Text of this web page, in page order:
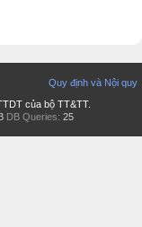
Quy định và Nội quy
của bộ TT&TT.
DB Queries: 25